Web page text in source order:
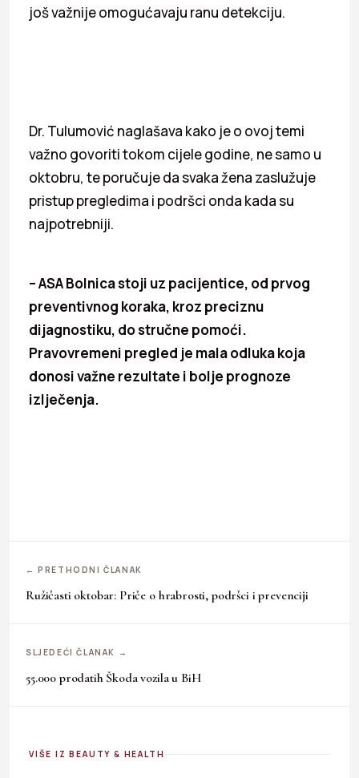
još važnije omogućavaju ranu detekciju.
Dr. Tulumović naglašava kako je o ovoj temi
važno govoriti tokom cijele godine, ne samo u
oktobru, te poručuje da svaka žena zaslužuje
pristup pregledima i podršci onda kada su
najpotrebniji.
– ASA Bolnica stoji uz pacijentice, od prvog
preventivnog koraka, kroz preciznu
dijagnostiku, do stručne pomoći.
Pravovremeni pregled je mala odluka koja
donosi važne rezultate i bolje prognoze
izlječenja.
← PRETHODNI ČLANAK
Ružičasti oktobar: Priče o hrabrosti, podršci i prevenciji
SLJEDEĆI ČLANAK →
55.000 prodatih Škoda vozila u BiH
VIŠE IZ BEAUTY & HEALTH